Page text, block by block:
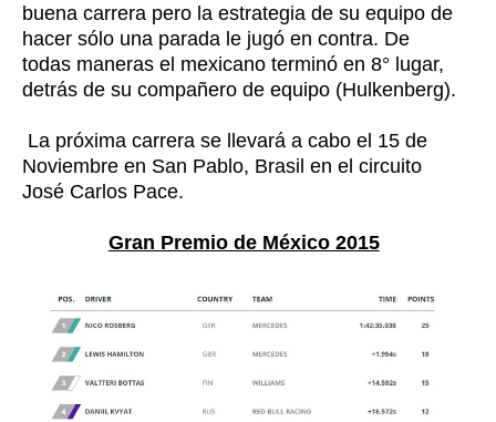
buena carrera pero la estrategia de su equipo de
hacer sólo una parada le jugó en contra. De
todas maneras el mexicano terminó en 8° lugar,
detrás de su compañero de equipo (Hulkenberg).
La próxima carrera se llevará a cabo el 15 de
Noviembre en San Pablo, Brasil en el circuito
José Carlos Pace.
Gran Premio de México 2015